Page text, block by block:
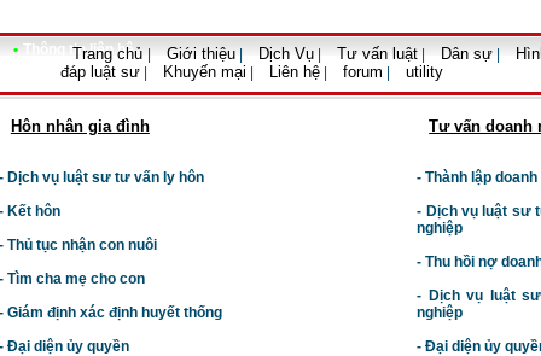
• Thông tin liên hệ
Trang chủ Giới thiệu Dịch Vụ Tư vấn luật Dân sự
đáp luật sư
Khuyến mại Liên hệ forum utility
Hôn nhân gia đình
Dịch vụ luật sư tư vấn ly hôn
Kết hôn
Thủ tục nhận con nuôi
Tìm cha mẹ cho con
Giám định xác định huyết thống
Đại diện ủy quyền
Tư vấn doanh
- Thành lập
- Dịch vụ luật sư t
nghiệp
- Thu hồi nợ
- Dịch vụ luật
nghiệp
- Đại diện ủy